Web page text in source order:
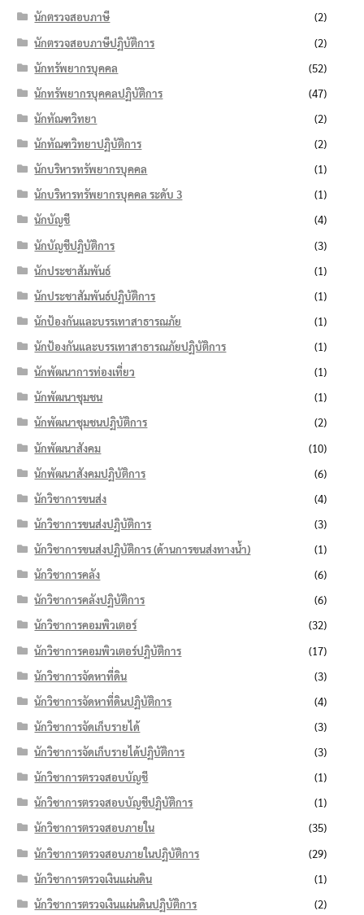
นักตรวจสอบภาษี
(2)
นักตรวจสอบภาษีปฏิบัติการ
(2)
นักทรัพยากรบุคคล
(52)
นักทรัพยากรบุคคลปฏิบัติการ
(47)
นักทัณฑวิทยา
(2)
นักทัณฑวิทยาปฏิบัติการ
(2)
นักบริหารทรัพยากรบุคคล
(1)
นักบริหารทรัพยากรบุคคล ระดับ 3
(1)
นักบัญชี
(4)
นักบัญชีปฏิบัติการ
(3)
นักประชาสัมพันธ์
(1)
นักประชาสัมพันธ์ปฏิบัติการ
(1)
นักป้องกันและบรรเทาสาธารณภัย
(1)
นักป้องกันและบรรเทาสาธารณภัยปฏิบัติการ
(1)
นักพัฒนาการท่องเที่ยว
(1)
นักพัฒนาชุมชน
(1)
นักพัฒนาชุมชนปฏิบัติการ
(2)
นักพัฒนาสังคม
(10)
นักพัฒนาสังคมปฏิบัติการ
(6)
นักวิชาการขนส่ง
(4)
นักวิชาการขนส่งปฏิบัติการ
(3)
นักวิชาการขนส่งปฏิบัติการ (ด้านการขนส่งทางน้ำ)
(1)
นักวิชาการคลัง
(6)
นักวิชาการคลังปฏิบัติการ
(6)
นักวิชาการคอมพิวเตอร์
(32)
นักวิชาการคอมพิวเตอร์ปฏิบัติการ
(17)
นักวิชาการจัดหาที่ดิน
(3)
นักวิชาการจัดหาที่ดินปฏิบัติการ
(4)
นักวิชาการจัดเก็บรายได้
(3)
นักวิชาการจัดเก็บรายได้ปฏิบัติการ
(3)
นักวิชาการตรวจสอบบัญชี
(1)
นักวิชาการตรวจสอบบัญชีปฏิบัติการ
(1)
นักวิชาการตรวจสอบภายใน
(35)
นักวิชาการตรวจสอบภายในปฏิบัติการ
(29)
นักวิชาการตรวจเงินแผ่นดิน
(1)
นักวิชาการตรวจเงินแผ่นดินปฏิบัติการ
(2)